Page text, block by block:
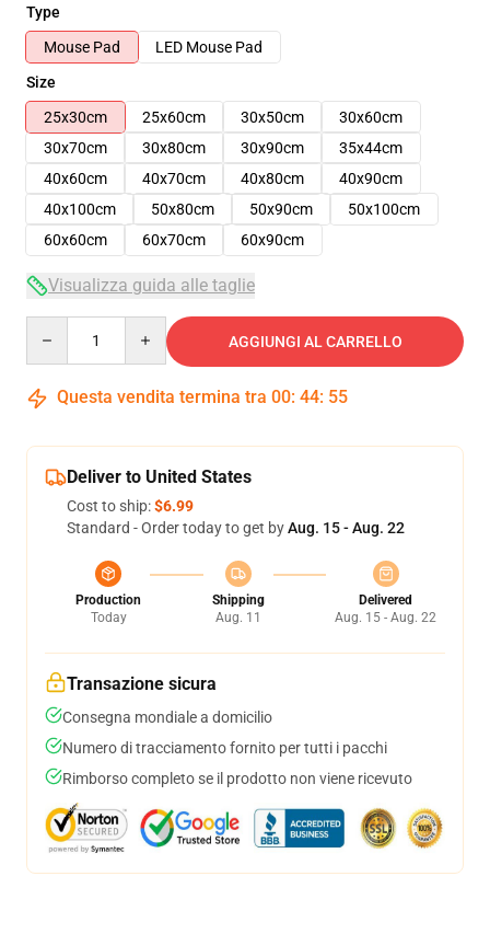
Type
Mouse Pad
LED Mouse Pad
Size
25x30cm
25x60cm 30x50cm
30x60cm
30x70cm
30x80cm 30x90cm
35x44cm
40x60cm
40x70cm 40x80cm
40x90cm
40x100cm
50x80cm 50x90cm
50x100cm
60x60cm
60x70cm 60x90cm
Visualizza guida alle taglie
AGGIUNGI AL CARRELLO
Questa vendita termina tra 00: 44: 54
Deliver to United States
Cost to ship:$6.99
Standard - Order today to get byAug. 15 - Aug. 22
Production
Today
Shipping
Aug. 11
Delivered
Aug. 15 - Aug. 22
Transazione sicura
Consegna mondiale a domicilio
Numero di tracciamento fornito per tutti i pacchi
Rimborso completo se il prodotto non viene ricevuto